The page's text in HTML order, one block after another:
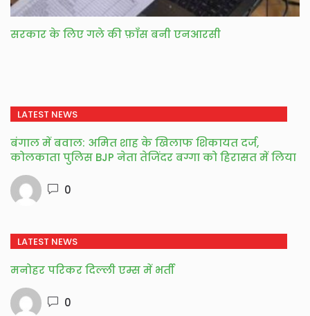
सरकार के लिए गले की फ़ाँस बनी एनआरसी
LATEST NEWS
बंगाल में बवाल: अमित शाह के खिलाफ शिकायत दर्ज,
कोलकाता पुलिस BJP नेता तेजिंदर बग्गा को हिरासत में लिया
0
LATEST NEWS
मनोहर परिकर दिल्ली एम्स में भर्ती
0